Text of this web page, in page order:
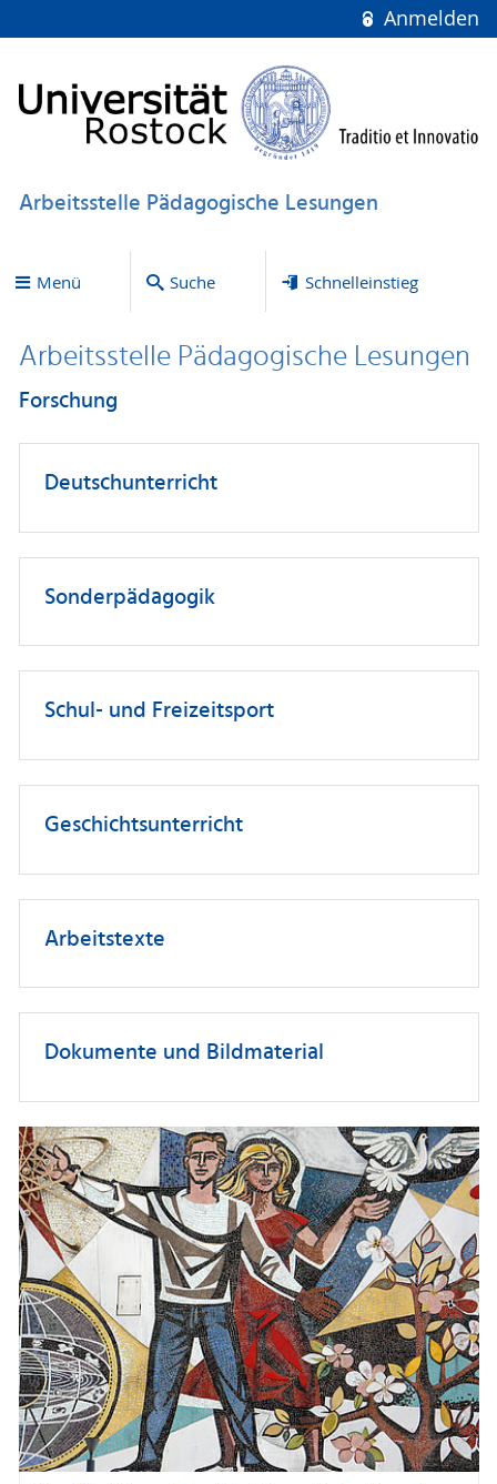
Anmelden
Arbeitsstelle Pädagogische Lesungen
Menü Suche Schnelleinstieg
Arbeitsstelle Pädagogische Lesungen
Forschung
Deutschunterricht
Sonderpädagogik
Schul- und Freizeitsport
Geschichtsunterricht
Arbeitstexte
Dokumente und Bildmaterial